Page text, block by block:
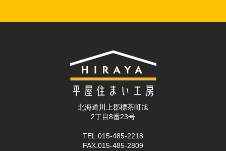
北海道川上郡標茶町旭
2丁目8番23号
TEL.015-485-2218
FAX.015-485-2809